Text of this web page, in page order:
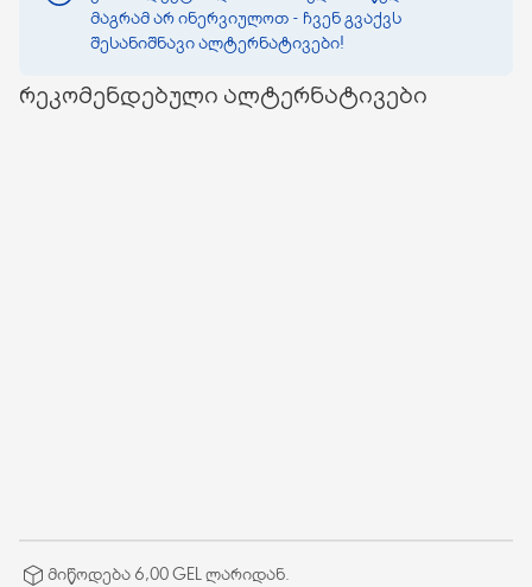
მაგრამ არ ინერვიულოთ - ჩვენ გვაქვს
შესანიშნავი ალტერნატივები!
რეკომენდებული ალტერნატივები
მიწოდება 6,00 GEL ლარიდან.